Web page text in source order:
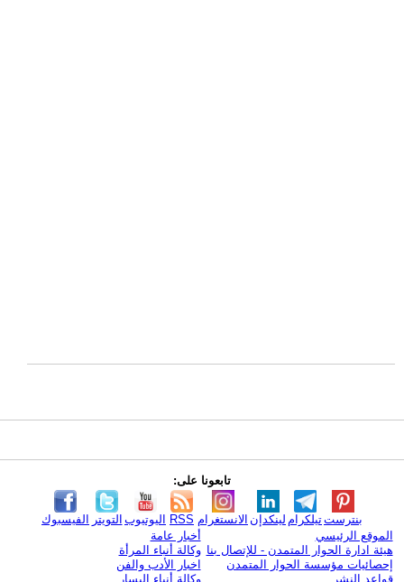
تابعونا على:
الفيسبوك التويتر اليوتيوب RSS الانستغرام لينكدإن تيلكرامبنترست
الموقع الرئيسي
هيئة ادارة الحوار المتمدن - للإتصال بنا
إحصائيات مؤسسة الحوار المتمدن
قواعد النشر
أخبار عامة
وكالة أنباء المرأة
اخبار الأدب والفن
وكالة أنباء اليسار